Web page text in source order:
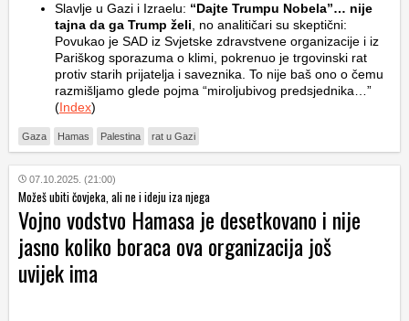
Slavlje u Gazi i Izraelu: “Dajte Trumpu Nobela”… nije
tajna da ga Trump želi, no analitičari su skeptični:
Povukao je SAD iz Svjetske zdravstvene organizacije i iz
Pariškog sporazuma o klimi, pokrenuo je trgovinski rat
protiv starih prijatelja i saveznika. To nije baš ono o čemu
razmišljamo glede pojma “miroljubivog predsjednika…”
(Index)
Gaza Hamas Palestina rat u Gazi
07.10.2025. (21:00)
Možeš ubiti čovjeka, ali ne i ideju iza njega
Vojno vodstvo Hamasa je desetkovano i nije
jasno koliko boraca ova organizacija još
uvijek ima